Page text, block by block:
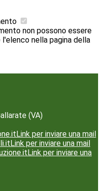
non possono essere
nella pagina della
(VA)
Link per inviare una mail
Link per inviare una mail
Link per inviare una